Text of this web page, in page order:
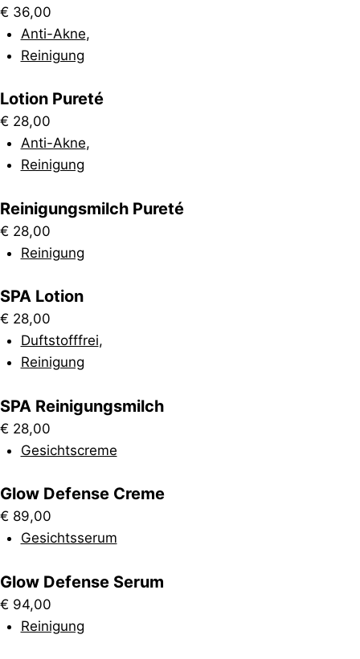
€ 36,00
Anti-Akne,
Reinigung
Lotion Pureté
€ 28,00
Anti-Akne,
Reinigung
Reinigungsmilch Pureté
€ 28,00
Reinigung
SPA Lotion
€ 28,00
Duftstofffrei,
Reinigung
SPA Reinigungsmilch
€ 28,00
Gesichtscreme
Glow Defense Creme
€ 89,00
Gesichtsserum
Glow Defense Serum
€ 94,00
Reinigung